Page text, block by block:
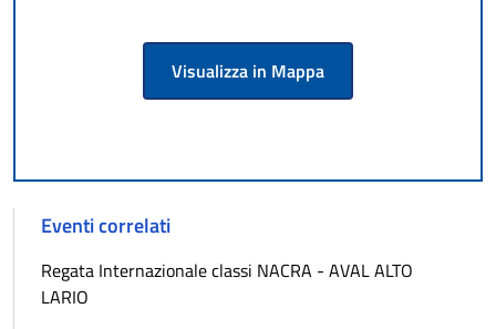
Visualizza in Mappa
Eventi correlati
Regata Internazionale classi NACRA - AVAL ALTO
LARIO